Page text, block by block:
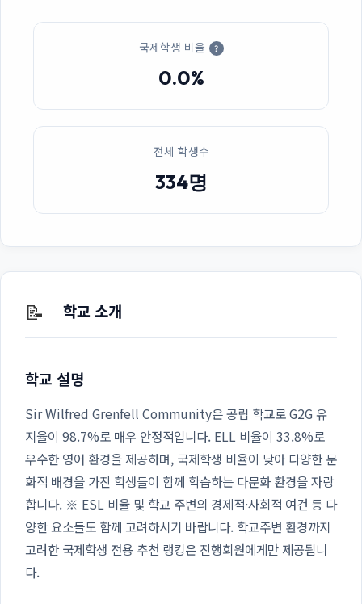
국제학생 비율 ?
0.0%
전체 학생수
334명
📝 학교 소개
학교 설명
Sir Wilfred Grenfell Community은 공립 학교로 G2G 유
지율이 98.7%로 매우 안정적입니다. ELL 비율이 33.8%로
우수한 영어 환경을 제공하며, 국제학생 비율이 낮아 다양한 문
화적 배경을 가진 학생들이 함께 학습하는 다문화 환경을 자랑
합니다. ※ ESL 비율 및 학교 주변의 경제적·사회적 여건 등 다
양한 요소들도 함께 고려하시기 바랍니다. 학교주변 환경까지
고려한 국제학생 전용 추천 랭킹은 진행회원에게만 제공됩니
다.